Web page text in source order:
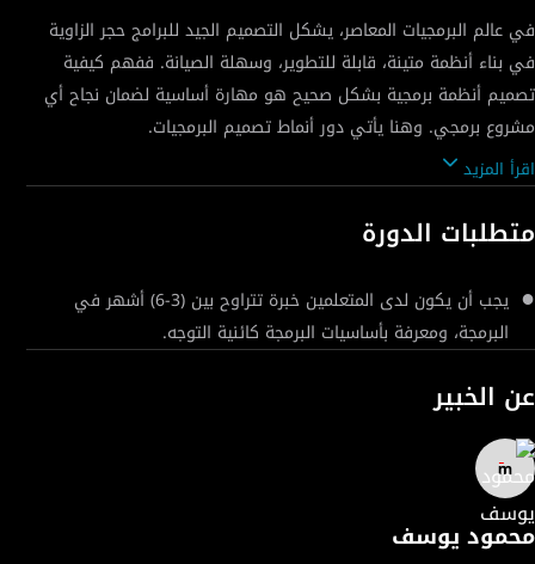
في عالم البرمجيات المعاصر، يشكل التصميم الجيد للبرامج حجر الزاوية
في بناء أنظمة متينة، قابلة للتطوير، وسهلة الصيانة. ففهم كيفية
تصميم أنظمة برمجية بشكل صحيح هو مهارة أساسية لضمان نجاح أي
تعد أنماط تصميم البرمجيات (Design Patterns) أدوات قوية تساعد
المطورين على مواجهة التحديات المتكررة التي تظهر خلال عملية
تطوير البرمجيات. تمثل هذه الأنماط حلولًا معيارية يمكن تطبيقها
لمعالجة المشكلات الشائعة في تصميم البرمجيات، مما يوفر الوقت
تركز هذه الدورة على أنماط التصميم الإبداعي، وتقدم لك مجموعة من
الأنماط الشهيرة التي يستخدمها المطورون حول العالم لتحسين مرونة
وتوسعية البرامج. سوف تتعلم كيفية تطبيق هذه الأنماط في مواقف
عملية متنوعة، وفهم كيفية تحسين جودة الشيفرة البرمجية باستخدام
تقنيات حديثة ومعتمدة. بدءًا من إنشاء كائنات معقدة باستخدام نمط الـ
اقرأ المزيد
متطلبات الدورة
يجب أن يكون لدى المتعلمين خبرة تتراوح بين (3-6) أشهر في
البرمجة، ومعرفة بأساسيات البرمجة كائنية التوجه.
عن الخبير
محمود يوسف